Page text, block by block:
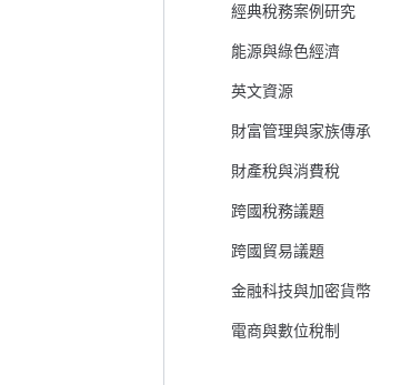
經典稅務案例研究
能源與綠色經濟
英文資源
財富管理與家族傳承
財產稅與消費稅
跨國稅務議題
跨國貿易議題
金融科技與加密貨幣
電商與數位稅制